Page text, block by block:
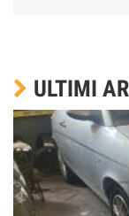
ULTIMI